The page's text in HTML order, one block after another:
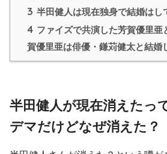
3 半田健人は現在独身で結婚はし
4 ファイズで共演した芳賀優里亜
賀優里亜は俳優・鎌苅健太と結婚
半田健人が現在消えたっ
デマだけどなぜ消えた？